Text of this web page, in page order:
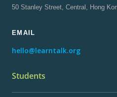
50 Stanley Street, Central, Hong
EMAIL
hello@learntalk.org
Students